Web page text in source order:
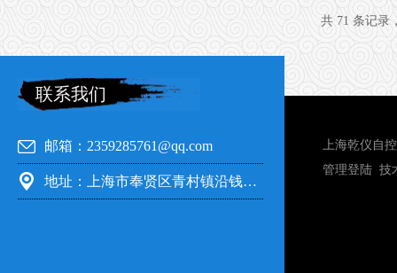
共 71 条记
联系我们
邮箱：2359285761@qq.com
地址：上海市奉贤区青村镇沿钱公路351号
上海乾仪自
管理登陆 技